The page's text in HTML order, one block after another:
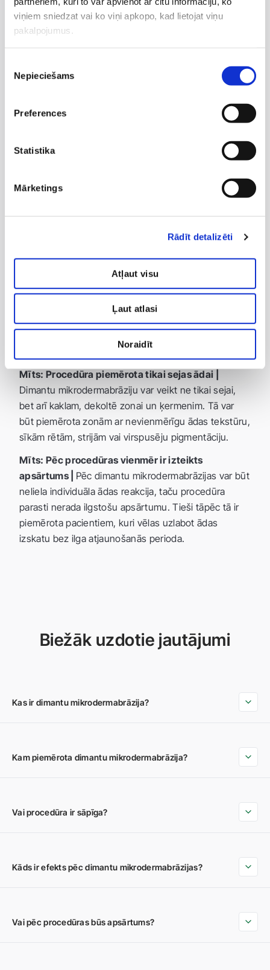
viņiem sniedzat vai ko viņi apkopo, kad lietojat viņu
pakalpojumus.
izvēle
Nepieciešams
Preferences
Statistika
Mārketings
Rādīt detalizēti
Atļaut visu
Ļaut atlasi
Noraidīt
nesen veiktas agresīvas ādas procedūras;
nesena izotretinoīna lietošana aknes ārstēšanai;
procedūru neiesaka speciālists.
dimantu mikrodermabrāzijas nepieciešama
Dimantu mikrodermabrāzija ir neinvazīva ādas
kuras laikā ar dimanta uzgaļiem un vakuuma
Procedūra palīdz attīrīt ādu, uzlabot tās tekstūru un
stimulēt dabiskos ādas atjaunošanās procesus.
Biežākie mīti par dimantu
mikrodermabrāziju
Mīts: Dimantu mikrodermabrāzija ir sāpīga |
Patiesībā dimantu mikrodermabrāzija ir nesāpīga
procedūra. Tā darbojas ādas virsējā slānī un tiek
Mīts: Procedūra piemērota tikai sejas ādai |
Dimantu mikrodermabrāziju var veikt ne tikai sejai,
bet arī kaklam, dekoltē zonai un ķermenim. Tā var
būt piemērota zonām ar nevienmērīgu ādas tekstūru,
sīkām rētām, strijām vai virspusēju pigmentāciju.
Mīts: Pēc procedūras vienmēr ir izteikts
apsārtums | Pēc dimantu mikrodermabrāzijas var būt
neliela individuāla ādas reakcija, taču procedūra
parasti nerada ilgstošu apsārtumu. Tieši tāpēc tā ir
piemērota pacientiem, kuri vēlas uzlabot ādas
izskatu bez ilga atjaunošanās perioda.
Biežāk uzdotie jautājumi
Kas ir dimantu mikrodermabrāzija?
Kam piemērota dimantu mikrodermabrāzija?
Vai procedūra ir sāpīga?
Kāds ir efekts pēc dimantu mikrodermabrāzijas?
Vai pēc procedūras būs apsārtums?